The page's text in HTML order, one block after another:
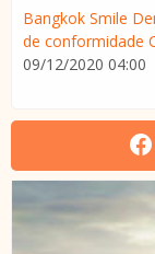
Bangkok Smile
de conformidade
09/12/2020 04:00